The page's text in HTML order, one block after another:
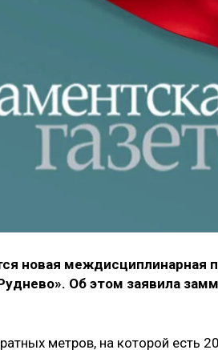
новая междисциплинарная
Об этом заявила
метров, на которой есть